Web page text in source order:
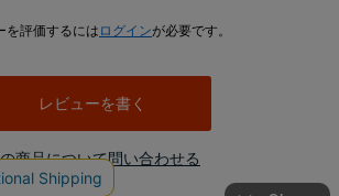
商品について問い合わせる
を評価するには ログインが必要です。
レビューを書く